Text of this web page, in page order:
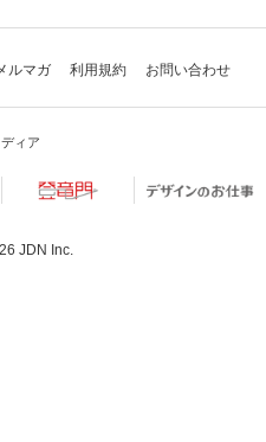
ルマガ 利用規約 お問い合わせ
ィア
JDN Inc.